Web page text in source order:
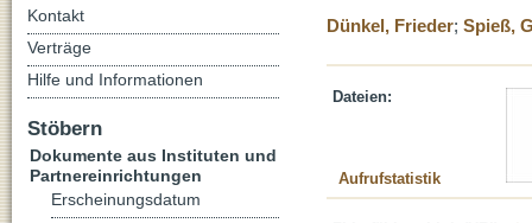
Dünkel, Frieder; Spieß,
Dateien:
Aufrufstatistik
Kontakt
Verträge
Hilfe und Informationen
Stöbern
Dokumente aus Instituten und
Partnereinrichtungen
Erscheinungsdatum